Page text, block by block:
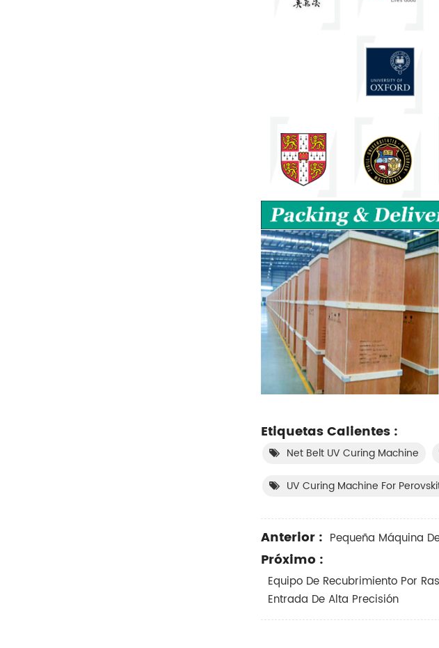
Etiquetas Calientes :
Net Belt UV Curing Machine
UV Curing Machine For
Anterior : Pequeña Máquina
Próximo :
Equipo De Recubrimiento Por
Entrada De Alta Precisión